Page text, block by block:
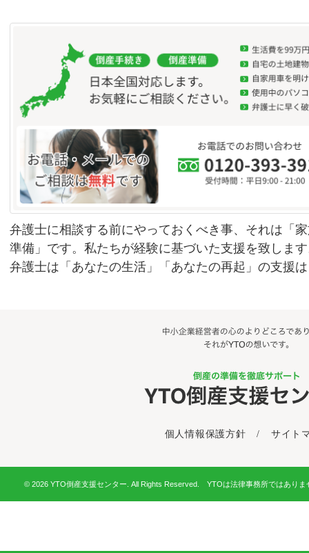
弁護士に相談する前にやっておくべき事、それは「
準備」です。私たちが経験に基づいた支援を致しま
弁護士は「あなたの生活」「あなたの再起」の支援
個人情報保護方針 / サイト
© 2026 YTO倒産支援センター. All Rights Reserved. YTOは法律事務所ではありま